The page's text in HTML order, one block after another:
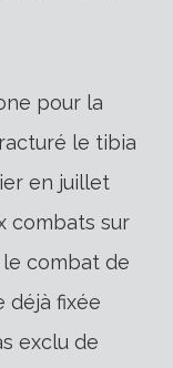
pour la
le tibia
en juillet
combats sur
le combat de
déjà fixée
exclu de